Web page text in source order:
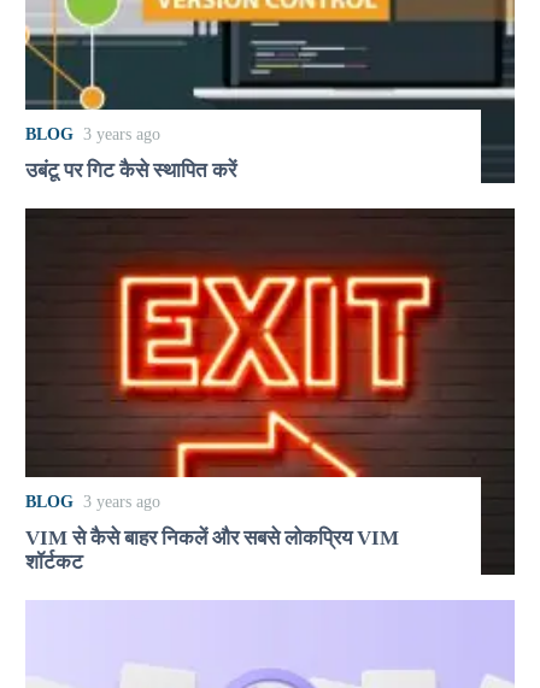
BLOG 3 years ago
उबंटू पर गिट कैसे स्थापित करें
BLOG 3 years ago
VIM से कैसे बाहर निकलें और सबसे लोकप्रिय VIM
शॉर्टकट